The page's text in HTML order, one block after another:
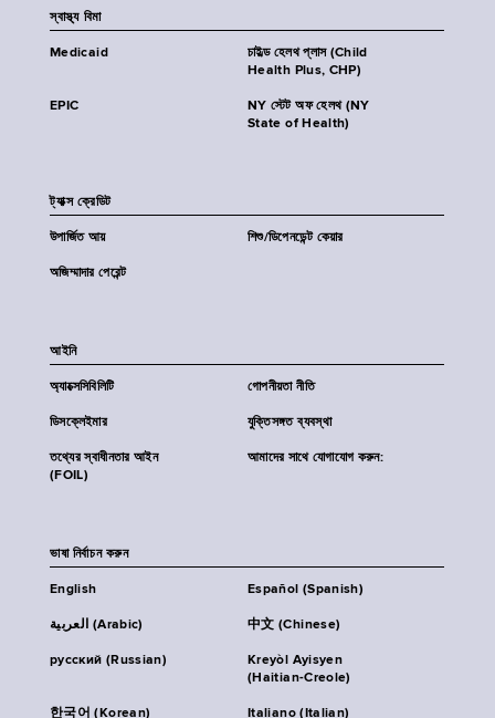
স্বাস্থ্য বিমা
Medicaid
চাইল্ড হেলথ প্লাস (Child
Health Plus, CHP)
EPIC
NY স্টেট অফ হেলথ (NY
State of Health)
ট্যাক্স ক্রেডিট
উপার্জিত আয় শিশু/ডিপেনডেন্ট কেয়ার
অজিম্মাদার পেরেন্ট
আইনি
অ্যাক্সেসিবিলিটি গোপনীয়তা নীতি
ডিসক্লেইমার যুক্তিসঙ্গত ব্যবস্থা
তথ্যের স্বাধীনতার আইন
(FOIL)
আমাদের সাথে যোগাযোগ করুন:
ভাষা নির্বাচন করুন
English Español (Spanish)
العربية (Arabic) 中文 (Chinese)
русский (Russian)
Kreyòl Ayisyen
(Haitian-Creole)
한국어 (Korean) Italiano (Italian)